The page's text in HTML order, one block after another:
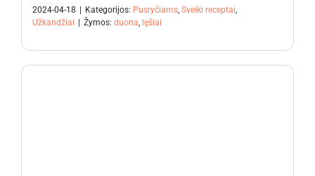
2024-04-18 Kategorijos: Pusryčiams, Sveiki receptai,
Užkandžiai
Žymos: duona, lęšiai